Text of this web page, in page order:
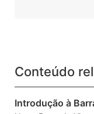
Conteúdo
Introdução à